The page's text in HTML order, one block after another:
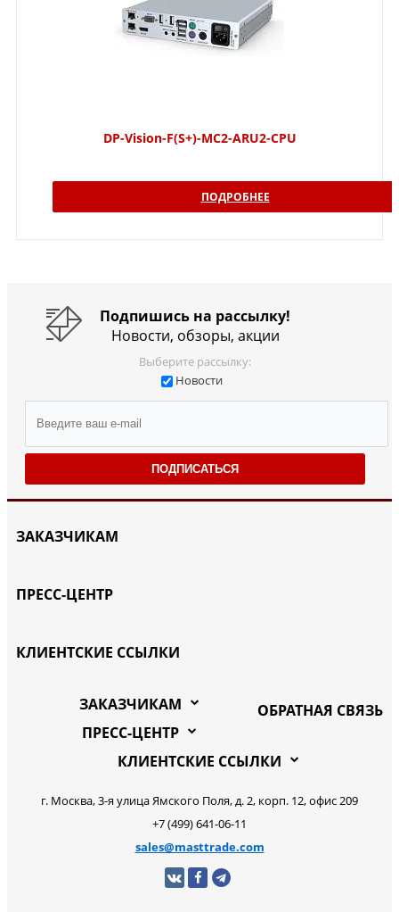
DP-Vision-F(S+)-MC2-ARU2-CPU
ПОДРОБНЕЕ
Подпишись на рассылку!
Новости, обзоры, акции
Выберите рассылку:
Новости
ПОДПИСАТЬСЯ
ЗАКАЗЧИКАМ
ПРЕСС-ЦЕНТР
КЛИЕНТСКИЕ ССЫЛКИ
ОБРАТНАЯ СВЯЗЬ
ЗАКАЗЧИКАМ
ПРЕСС-ЦЕНТР
КЛИЕНТСКИЕ ССЫЛКИ
г. Москва, 3-я улица Ямского Поля, д. 2, корп. 12, офис 209
+7 (499) 641-06-11
sales@masttrade.com